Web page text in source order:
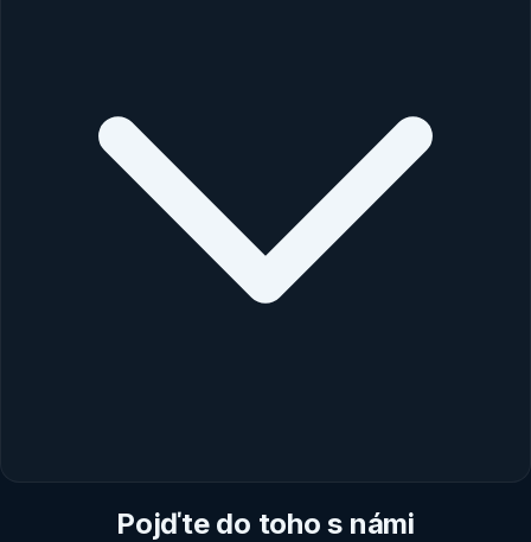
Pojďte do toho s námi